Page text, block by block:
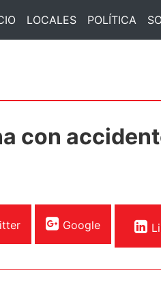
LOCALES POLÍTICA
con
Google